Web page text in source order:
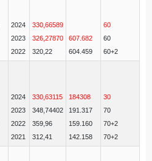
2024
2023
2022
330,66589
326,27870
320,22
607.682
604.459
60
60
60+2
2024
2023
2022
2021
330,63115
348,74402
359,96
312,41
184308
191.317
159.160
142.158
30
70
70+2
70+2